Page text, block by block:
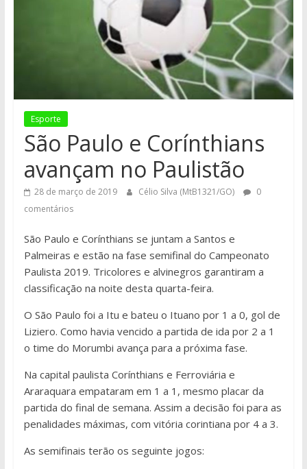
Esporte
São Paulo e Corínthians
avançam no Paulistão
28 de março de 2019 Célio Silva (MtB1321/GO)
0
comentários
São Paulo e Corínthians se juntam a Santos e
Palmeiras e estão na fase semifinal do Campeonato
Paulista 2019. Tricolores e alvinegros garantiram a
classificação na noite desta quarta-feira.
O São Paulo foi a Itu e bateu o Ituano por 1 a 0, gol de
Liziero. Como havia vencido a partida de ida por 2 a 1
o time do Morumbi avança para a próxima fase.
Na capital paulista Corínthians e Ferroviária e
Araraquara empataram em 1 a 1, mesmo placar da
partida do final de semana. Assim a decisão foi para as
penalidades máximas, com vitória corintiana por 4 a 3.
As semifinais terão os seguinte jogos: